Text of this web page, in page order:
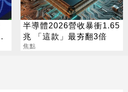
半導體2026營收暴衝1.65
兆 「這款」最夯翻3倍
焦點